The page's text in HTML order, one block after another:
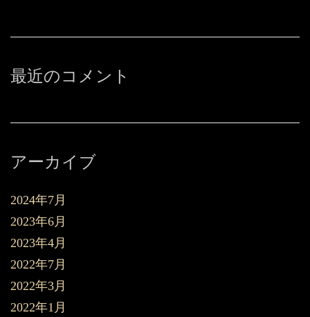
最近のコメント
アーカイブ
2024年7月
2023年6月
2023年4月
2022年7月
2022年3月
2022年1月